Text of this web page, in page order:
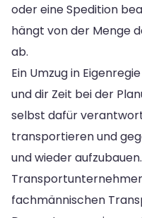
oder eine Spedition
hängt von der Menge
ab.
Ein Umzug in
und dir Zeit bei der
selbst dafür
transportieren und
und wieder
fachmännischen